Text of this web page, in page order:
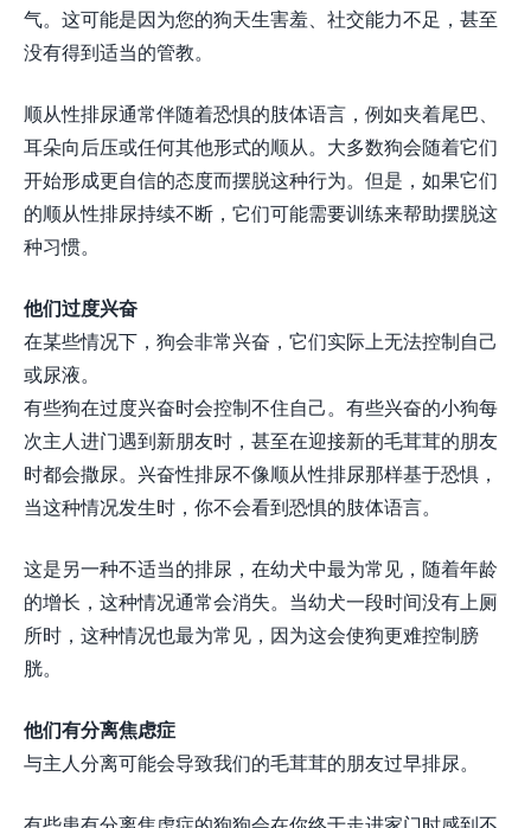
气。这可能是因为您的狗天生害羞、社交能力不足，甚至
没有得到适当的管教。
顺从性排尿通常伴随着恐惧的肢体语言，例如夹着尾巴、
耳朵向后压或任何其他形式的顺从。大多数狗会随着它们
开始形成更自信的态度而摆脱这种行为。但是，如果它们
的顺从性排尿持续不断，它们可能需要训练来帮助摆脱这
种习惯。
他们过度兴奋
在某些情况下，狗会非常兴奋，它们实际上无法控制自己
或尿液。
有些狗在过度兴奋时会控制不住自己。有些兴奋的小狗每
次主人进门遇到新朋友时，甚至在迎接新的毛茸茸的朋友
时都会撒尿。兴奋性排尿不像顺从性排尿那样基于恐惧，
当这种情况发生时，你不会看到恐惧的肢体语言。
这是另一种不适当的排尿，在幼犬中最为常见，随着年龄
的增长，这种情况通常会消失。当幼犬一段时间没有上厕
所时，这种情况也最为常见，因为这会使狗更难控制膀
胱。
他们有分离焦虑症
与主人分离可能会导致我们的毛茸茸的朋友过早排尿。